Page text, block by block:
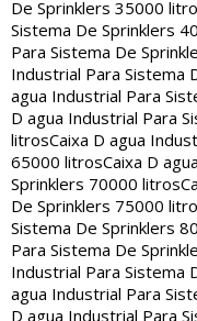
De Sprinklers 35000
Sistema De Sprinklers
Para Sistema De
Industrial Para Sistema
agua Industrial Para
D agua Industrial Para
litrosCaixa D agua
65000 litrosCaixa D
Sprinklers 70000 litros
De Sprinklers 75000
Sistema De Sprinklers
Para Sistema De
Industrial Para Sistema
agua Industrial Para
D agua Industrial Para